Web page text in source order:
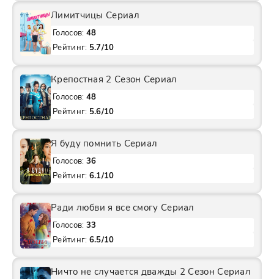
Лимитчицы Сериал
Голосов: 48
Рейтинг: 5.7/10
Крепостная 2 Сезон Сериал
Голосов: 48
Рейтинг: 5.6/10
Я буду помнить Сериал
Голосов: 36
Рейтинг: 6.1/10
Ради любви я все смогу Сериал
Голосов: 33
Рейтинг: 6.5/10
Ничто не случается дважды 2 Сезон Сериал